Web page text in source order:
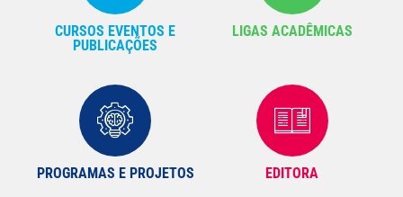
CURSOS EVENTOS E
PUBLICAÇÕES
LIGAS ACADÊMICAS
PROGRAMAS E PROJETOS EDITORA